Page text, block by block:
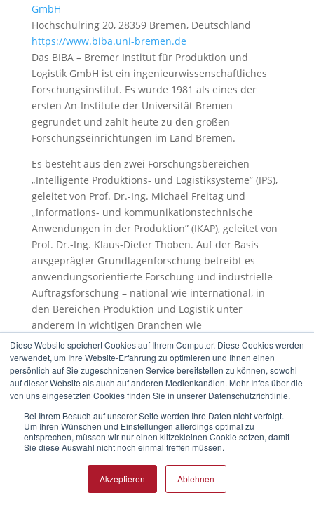
Diese Website speichert Cookies auf Ihrem Computer. Diese Cookies werden
verwendet, um Ihre Website-Erfahrung zu optimieren und Ihnen einen
persönlich auf Sie zugeschnittenen Service bereitstellen zu können, sowohl
auf dieser Website als auch auf anderen Medienkanälen. Mehr Infos über die
von uns eingesetzten Cookies finden Sie in unserer Datenschutzrichtlinie.
Bei Ihrem Besuch auf unserer Seite werden Ihre Daten nicht verfolgt.
Um Ihren Wünschen und Einstellungen allerdings optimal zu
entsprechen, müssen wir nur einen klitzekleinen Cookie setzen, damit
Sie diese Auswahl nicht noch einmal treffen müssen.
Akzeptieren Ablehnen
GmbH
Hochschulring 20, 28359 Bremen, Deutschland
https://www.biba.uni-bremen.de
Das BIBA – Bremer Institut für Produktion und
Logistik GmbH ist ein ingenieurwissenschaftliches
Forschungsinstitut. Es wurde 1981 als eines der
ersten An-Institute der Universität Bremen
gegründet und zählt heute zu den großen
Forschungseinrichtungen im Land Bremen.
Es besteht aus den zwei Forschungsbereichen
„Intelligente Produktions- und Logistiksysteme” (IPS),
geleitet von Prof. Dr.-Ing. Michael Freitag und
„Informations- und kommunikationstechnische
Anwendungen in der Produktion” (IKAP), geleitet von
Prof. Dr.-Ing. Klaus-Dieter Thoben. Auf der Basis
ausgeprägter Grundlagenforschung betreibt es
anwendungsorientierte Forschung und industrielle
Auftragsforschung – national wie international, in
den Bereichen Produktion und Logistik unter
anderem in wichtigen Branchen wie
Logistikdienstleistung, Automobil, Luftfahrt und
Windenergie. Weiterhin ist das BIBA in einem DFG-
Sonderforschungsbereich der Universität Bremen
und im Bremen Research Cluster for Dynamics in
Logistics (
Graduate School for Dynamics in Logistics engagiert.
Mit dem LogDynamicsLab verfügt das BIBA über ein
Dienstleistungszentrum zur Entwicklung und
Erprobung innovativer mobiler Technologien für
logistische Prozesse und Systeme.